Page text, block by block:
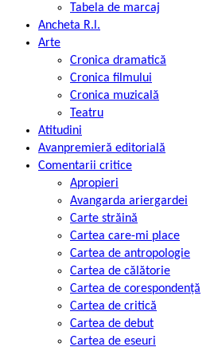
Tabela de marcaj
Ancheta R.l.
Arte
Cronica dramatică
Cronica filmului
Cronica muzicală
Teatru
Atitudini
Avanpremieră editorială
Comentarii critice
Apropieri
Avangarda ariergardei
Carte străină
Cartea care-mi place
Cartea de antropologie
Cartea de călătorie
Cartea de corespondență
Cartea de critică
Cartea de debut
Cartea de eseuri